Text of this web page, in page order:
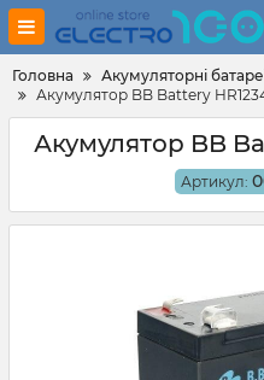
Головна
Акумуляторні
Акумулятор BB Battery
Акумулятор BB
Артикул: